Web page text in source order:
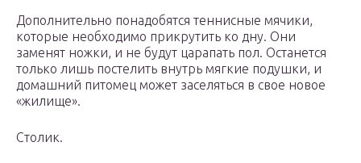
Дополнительно понадобятся теннисные мячики,
которые необходимо прикрутить ко дну. Они
заменят ножки, и не будут царапать пол. Останется
только лишь постелить внутрь мягкие подушки, и
домашний питомец может заселяться в свое новое
«жилище».
Столик.